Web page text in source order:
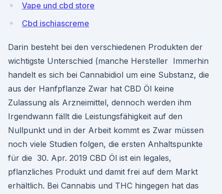
Vape und cbd store
Cbd ischiascreme
Darin besteht bei den verschiedenen Produkten der
wichtigste Unterschied (manche Hersteller Immerhin
handelt es sich bei Cannabidiol um eine Substanz, die
aus der Hanfpflanze Zwar hat CBD Öl keine
Zulassung als Arzneimittel, dennoch werden ihm
Irgendwann fällt die Leistungsfähigkeit auf den
Nullpunkt und in der Arbeit kommt es Zwar müssen
noch viele Studien folgen, die ersten Anhaltspunkte
für die 30. Apr. 2019 CBD Öl ist ein legales,
pflanzliches Produkt und damit frei auf dem Markt
erhältlich. Bei Cannabis und THC hingegen hat das